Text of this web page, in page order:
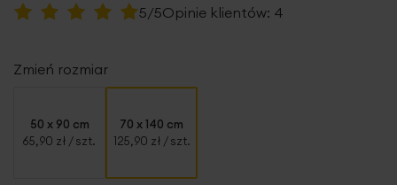
Ocena:
5/5Opinie klientów: 4
Zmień rozmiar
50 x 90 cm
65,90 zł / szt.
70 x 140 cm
125,90 zł / szt.